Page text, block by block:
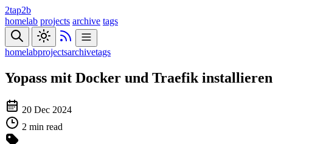
2tap2b
homelab projects archive tags
homelabprojectsarchivetags
Yopass mit Docker und Traefik installieren
20 Dec 2024
2 min read